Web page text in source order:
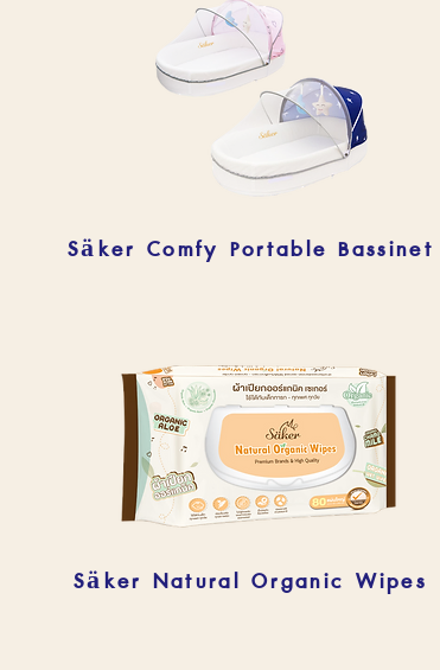
Säker Comfy Portable Bassinet
Säker Natural Organic Wipes